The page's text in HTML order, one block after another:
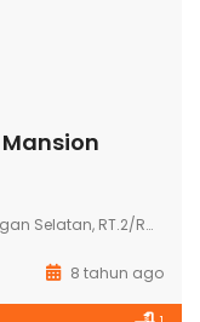
Barat, Daerah Khusus Ibukota Jakarta 11610
8 tahun ago